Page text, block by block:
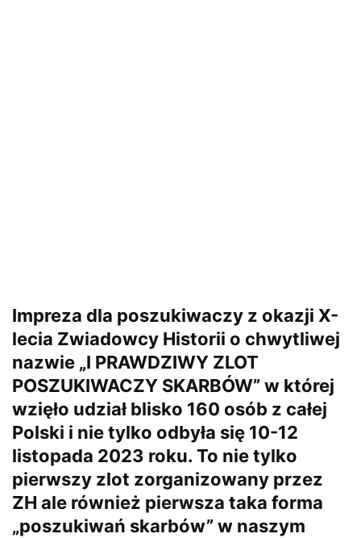
Impreza dla poszukiwaczy z okazji X-
lecia Zwiadowcy Historii o chwytliwej
nazwie „I PRAWDZIWY ZLOT
POSZUKIWACZY SKARBÓW” w której
wzięło udział blisko 160 osób z całej
Polski i nie tylko odbyła się 10-12
listopada 2023 roku. To nie tylko
pierwszy zlot zorganizowany przez
ZH ale również pierwsza taka forma
„poszukiwań skarbów” w naszym